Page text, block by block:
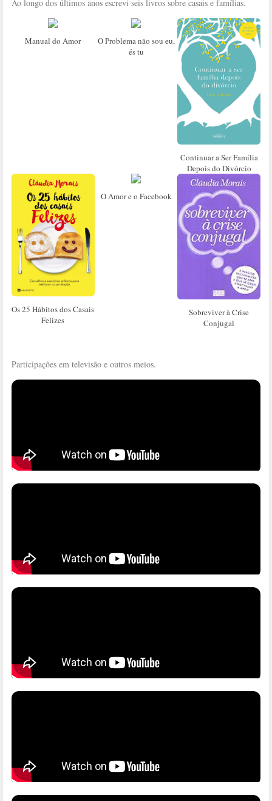
Ao longo dos últimos anos escrevi seis livros sobre casais e famílias.
Manual do Amor
O Problema não sou eu,
és tu
Continuar a Ser Família
Depois do Divórcio
Os 25 Hábitos dos Casais
Felizes
O Amor e o Facebook
Sobreviver à Crise
Conjugal
Participações em televisão e outros meios.